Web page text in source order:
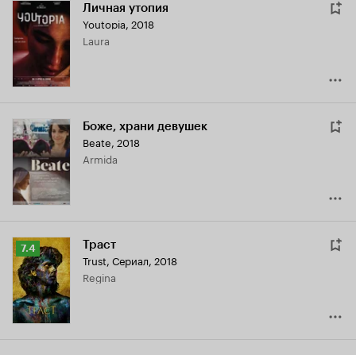
Личная утопия
Youtopia, 2018
Laura
Боже, храни девушек
Beate, 2018
Armida
Рейтинг
Кинопоиска
7.4
7.4 Траст
Trust, Сериал, 2018
Regina